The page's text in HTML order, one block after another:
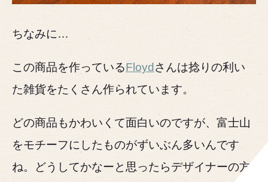
ちなみに…
この商品を作っているFloyd さんは捻りの利い
た雑貨をたくさん作られています。
どの商品もかわいくて面白いのですが、富士山
をモチーフにしたものがずいぶん多いんです
ね。どうしてかなーと思ったらデザイナーの方